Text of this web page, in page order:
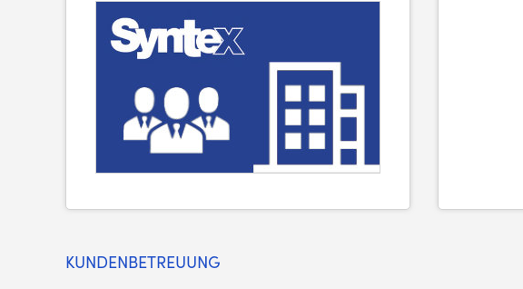
KUNDENBETREUUNG